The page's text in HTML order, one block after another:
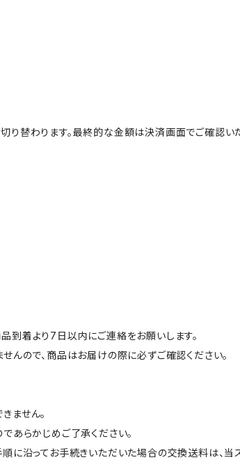
替わります。最終的な金額は決済画面でご確認い
到着より7日以内にご連絡をお願いします。
ので、商品はお届けの際に必ずご確認ください。
ません。
あらかじめご了承ください。
沿ってお手続きいただいた場合の交換送料は、当